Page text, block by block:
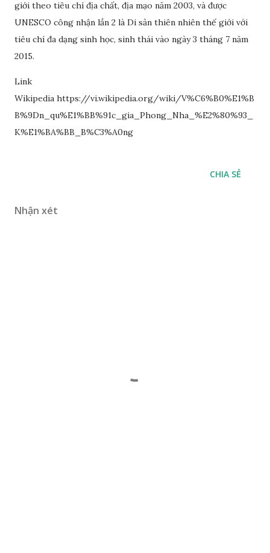
giới theo tiêu chí địa chất, địa mạo năm 2003, và được
UNESCO công nhận lần 2 là Di sản thiên nhiên thế giới với
tiêu chí đa dạng sinh học, sinh thái vào ngày 3 tháng 7 năm
2015.
Link
Wikipedia https://vi.wikipedia.org/wiki/V%C6%B0%E1%B
B%9Dn_qu%E1%BB%91c_gia_Phong_Nha_%E2%80%93_
K%E1%BA%BB_B%C3%A0ng
CHIA SẺ
Nhận xét